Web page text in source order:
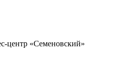
центр «Семеновский»